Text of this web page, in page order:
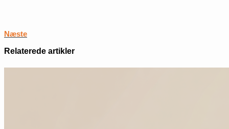
Næste
Relaterede artikler